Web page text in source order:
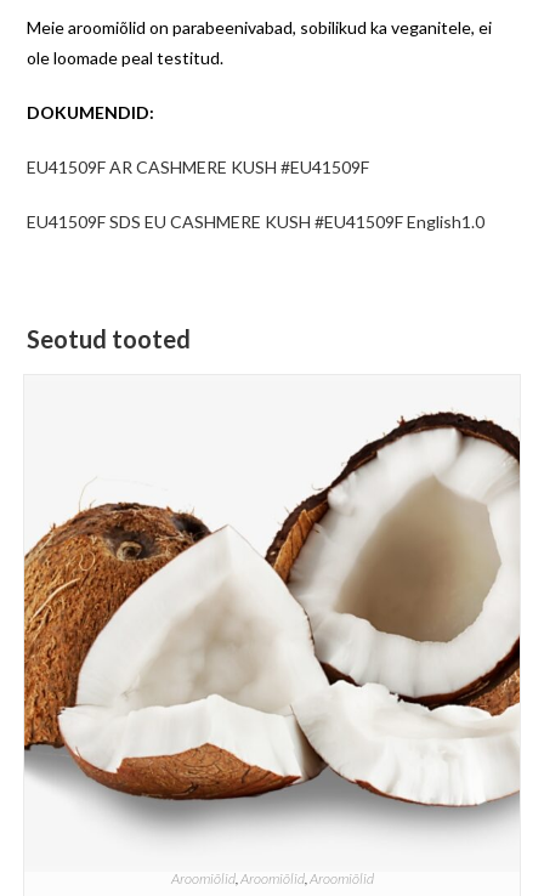
Meie aroomiõlid on parabeenivabad, sobilikud ka veganitele, ei
ole loomade peal testitud.
DOKUMENDID:
EU41509F AR CASHMERE KUSH #EU41509F
EU41509F SDS EU CASHMERE KUSH #EU41509F English1.0
Seotud tooted
Aroomiõlid, Aroomiõlid, Aroomiõlid